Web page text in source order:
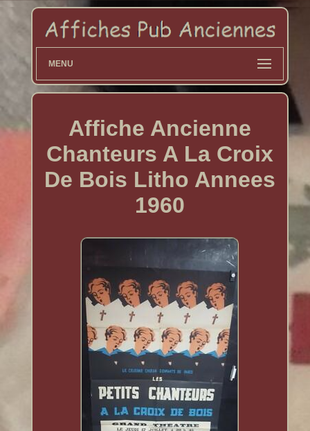
MENU
Affiche Ancienne
Chanteurs A La Croix
De Bois Litho Annees
1960